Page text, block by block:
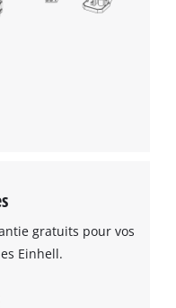
gratuits pour vos
Einhell.